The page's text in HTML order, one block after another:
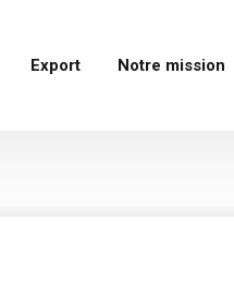
Export Notre mission